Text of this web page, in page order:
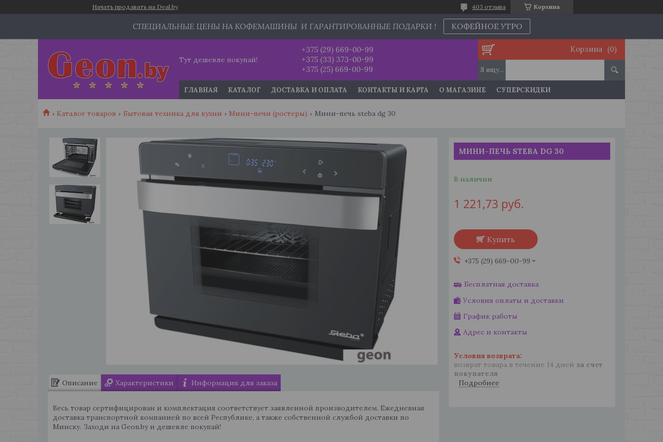
Начать продавать на Deal.by Корзина
403 отзыва
СПЕЦИАЛЬНЫЕ ЦЕНЫ НА КОФЕМАШИНЫ И ГАРАНТИРОВАННЫЕ ПОДАРКИ ! КОФЕЙНОЕ УТРО
Тут дешевле покупай!
+375 (29) 669-00-99
+375 (33) 373-00-99
+375 (25) 669-00-99
Корзина
ГЛАВНАЯ КАТАЛОГ ДОСТАВКА И ОПЛАТА КОНТАКТЫ И КАРТА О МАГАЗИНЕ СУПЕРСКИДКИ
Каталог товаров Бытовая техника для кухни Мини-печи (ростеры) Мини-печь steba dg 30
Описание Характеристики Информация для заказа
Весь товар сертифицирован и комплектация соответствует заявленной производителем. Ежедневная
доставка транспортной компанией по всей Республике, а также собственной службой доставки по
Минску. Заходи на Geon.by и дешевле покупай!
МИНИ-ПЕЧЬ STEBA DG 30
В наличии
1 221,73 руб.
Купить
+375 (29) 669-00-99
Бесплатная доставка
Условия оплаты и доставки
График работы
Адрес и контакты
возврат товара в течение 14 дней за счет
покупателя
Подробнее